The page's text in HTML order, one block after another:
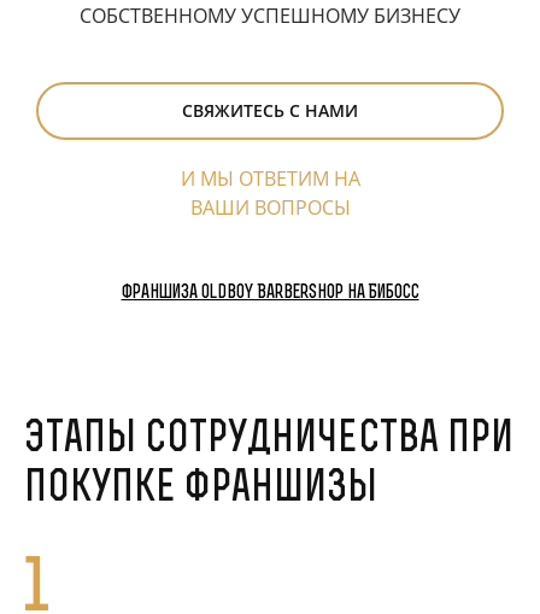
СОБСТВЕННОМУ УСПЕШНОМУ БИЗНЕСУ
СВЯЖИТЕСЬ С НАМИ
И МЫ ОТВЕТИМ НА
ВАШИ ВОПРОСЫ
Франшиза Oldboy Barbershop на Бибосс
Этапы сотрудничества при
покупке франшизы
1